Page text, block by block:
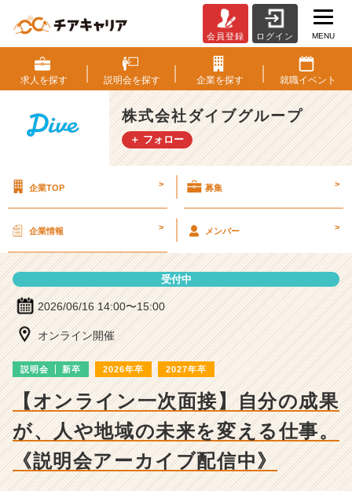
式
会
社
ダ
イ
ブ
プ
明
会
詳
細
チ
ー・
成
長
企
業
会員登録 ログイン MENU
求人を探す 説明会を探す 企業を探す 就職イベント
株式会社ダイブグループ
＋ フォロー
企業TOP > 募集 >
企業情報 > メンバー >
受付中
2026/06/16 14:00〜15:00
オンライン開催
説明会 新卒 2026年卒 2027年卒
【オンライン一次面接】自分の成果
が、人や地域の未来を変える仕事。
《説明会アーカイブ配信中》